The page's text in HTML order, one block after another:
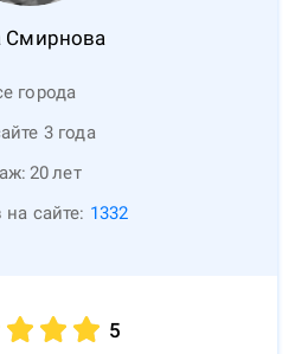
Смирнова
города
3 года
20лет
на сайте: 1332
5